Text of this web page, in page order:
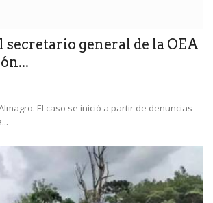
secretario general de la OEA
El caso se inició a partir de denuncias